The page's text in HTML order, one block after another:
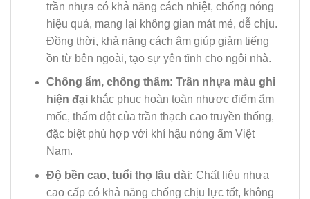
trần nhựa có khả năng cách nhiệt, chống nóng
hiệu quả, mang lại không gian mát mẻ, dễ chịu.
Đồng thời, khả năng cách âm giúp giảm tiếng
ồn từ bên ngoài, tạo sự yên tĩnh cho ngôi nhà.
Chống ẩm, chống thấm: Trần nhựa màu ghi
hiện đạikhắc phục hoàn toàn nhược điểm ẩm
mốc, thấm dột của trần thạch cao truyền thống,
đặc biệt phù hợp với khí hậu nóng ẩm Việt
Nam.
Độ bền cao, tuổi thọ lâu dài: Chất liệu nhựa
cao cấp có khả năng chống chịu lực tốt, không